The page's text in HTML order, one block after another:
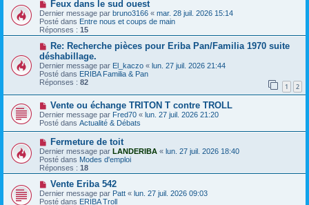
a
g
e
u
m
e
s
s
a
g
e
N
o
u
v
e
a
u
m
e
s
s
a
g
Feux dans le sud ouest
Dernier message par bruno3166 « mar. 28 juil. 2026 15:14
Posté dans Entre nous et coups de main
Réponses : 15
N
o
u
v
e
a
u
m
s
s
a
g
e
Re: Recherche pièces pour Eriba Pan/Familia 1970 suite
déshabillage.
Dernier message par El_kaczo « lun. 27 juil. 2026 21:44
Posté dans ERIBA Familia & Pan
Réponses : 82 1 2
N
o
u
v
e
a
u
m
e
s
a
g
Vente ou échange TRITON T contre TROLL
Dernier message par Fred70 « lun. 27 juil. 2026 21:20
Posté dans Actualité & Débats
N
o
u
v
e
a
m
Fermeture de toit
Dernier message par LANDERIBA « lun. 27 juil. 2026 18:40
Posté dans Modes d'emploi
Réponses : 18
N
o
u
Vente Eriba 542
Dernier message par Patt « lun. 27 juil. 2026 09:03
Posté dans ERIBA Troll